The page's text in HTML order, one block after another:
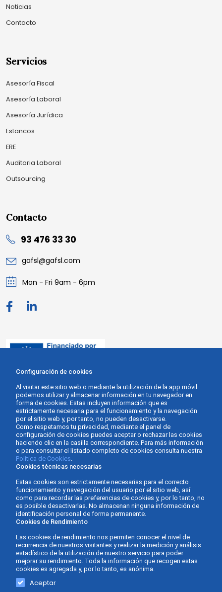
Noticias
Contacto
Servicios
Asesoría Fiscal
Asesoría Laboral
Asesoría Jurídica
Estancos
ERE
Auditoria Laboral
Outsourcing
Contacto
93 476 33 30
gafsl@gafsl.com
Mon - Fri 9am - 6pm
Gabinete Asesor Fernàndez - Asesoría de empresas ©
2026 -
Política de Privacidad
Configuración de cookies
Al visitar este sitio web o mediante la utilización de la app móvil
podemos utilizar y almacenar información en tu navegador en
forma de cookies. Estas incluyen información que es
estrictamente necesaria para el funcionamiento y la navegación
por el sitio web y, por tanto, no pueden desactivarse.
Como respetamos tu privacidad, mediante el panel de
configuración de cookies puedes aceptar o rechazar las cookies
haciendo clic en la casilla correspondiente. Para más información
o para consultar el listado completo de cookies consulta nuestra
Política de Cookies.
Cookies técnicas necesarias
Estas cookies son estrictamente necesarias para el correcto
funcionamiento y navegación del usuario por el sitio web, así
como para recordar las preferencias de cookies y, por lo tanto, no
es posible desactivarlas. No almacenan ninguna información de
identificación personal de forma permanente.
Cookies de Rendimiento
Las cookies de rendimiento nos permiten conocer el nivel de
recurrencia de nuestros visitantes y realizar la medición y análisis
estadístico de la utilización de nuestro servicio para poder
mejorar su rendimiento. Toda la información que recogen estas
cookies es agregada y, por lo tanto, es anónima.
Aceptar